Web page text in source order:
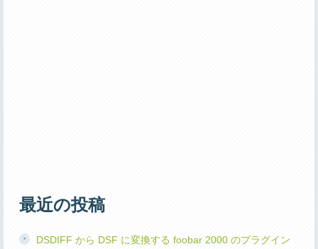
最近の投稿
DSDIFF から DSF に変換する foobar 2000 のプラグイン